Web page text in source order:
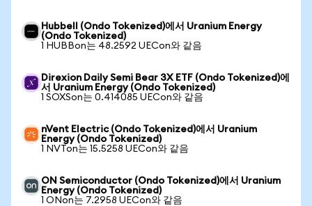
Hubbell (Ondo Tokenized)에서 Uranium Energy
(Ondo Tokenized)
1 HUBBon는 48.2592 UECon와 같음
Direxion Daily Semi Bear 3X ETF (Ondo Tokenized)에
서 Uranium Energy (Ondo Tokenized)
1 SOXSon는 0.414085 UECon와 같음
nVent Electric (Ondo Tokenized)에서 Uranium
Energy (Ondo Tokenized)
1 NVTon는 15.5258 UECon와 같음
ON Semiconductor (Ondo Tokenized)에서 Uranium
Energy (Ondo Tokenized)
1 ONon는 7.2958 UECon와 같음